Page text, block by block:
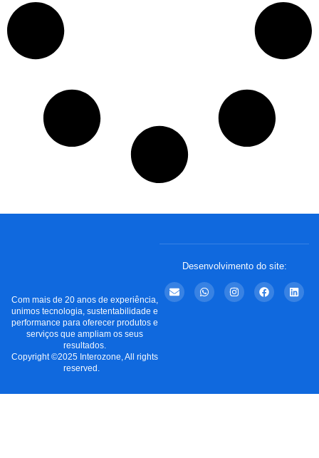
Com mais de 20 anos de experiência,
unimos tecnologia, sustentabilidade e
performance para oferecer produtos e
serviços que ampliam os seus
resultados.
Copyright ©2025 Interozone, All rights
reserved.
Desenvolvimento do site: